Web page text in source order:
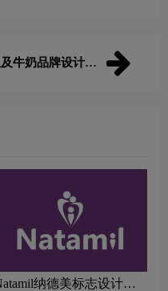
牛奶品牌设计理
纳德美标志设计含